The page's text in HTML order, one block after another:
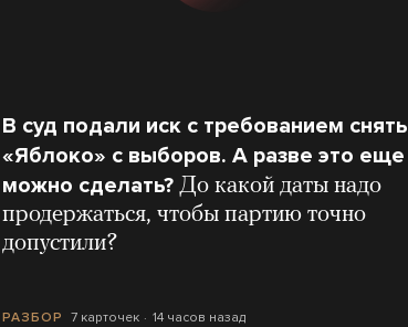
В суд подали иск с требованием снять
«Яблоко» с выборов. А разве это еще
можно сделать? До какой даты надо
продержаться, чтобы партию точно
допустили?
РАЗБОР 7 карточек 14 часов назад